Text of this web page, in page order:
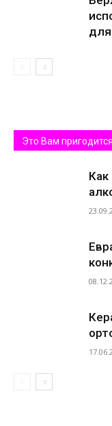
Это Вам